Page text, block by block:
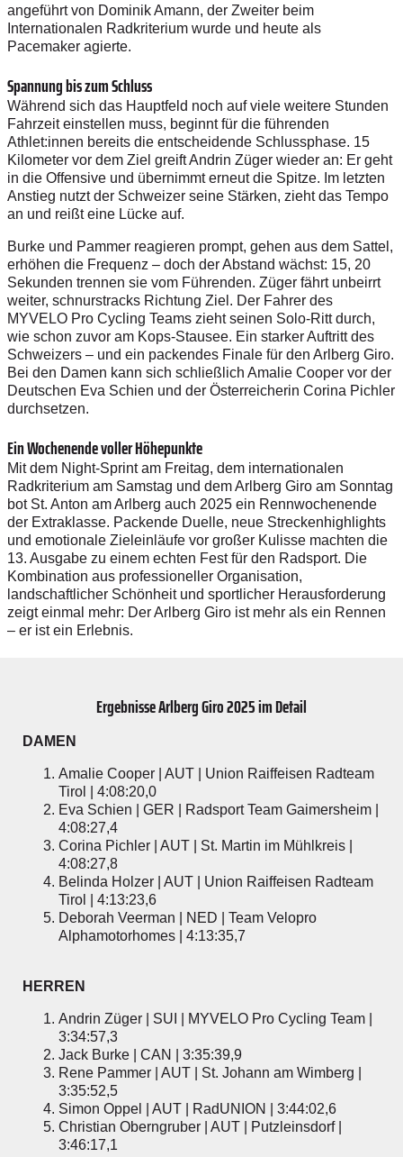
angeführt von Dominik Amann, der Zweiter beim
Internationalen Radkriterium wurde und heute als
Pacemaker agierte.
Spannung bis zum Schluss
Während sich das Hauptfeld noch auf viele weitere Stunden
Fahrzeit einstellen muss, beginnt für die führenden
Athlet:innen bereits die entscheidende Schlussphase. 15
Kilometer vor dem Ziel greift Andrin Züger wieder an: Er geht
in die Offensive und übernimmt erneut die Spitze. Im letzten
Anstieg nutzt der Schweizer seine Stärken, zieht das Tempo
an und reißt eine Lücke auf.
Burke und Pammer reagieren prompt, gehen aus dem Sattel,
erhöhen die Frequenz – doch der Abstand wächst: 15, 20
Sekunden trennen sie vom Führenden. Züger fährt unbeirrt
weiter, schnurstracks Richtung Ziel. Der Fahrer des
MYVELO Pro Cycling Teams zieht seinen Solo-Ritt durch,
wie schon zuvor am Kops-Stausee. Ein starker Auftritt des
Schweizers – und ein packendes Finale für den Arlberg Giro.
Bei den Damen kann sich schließlich Amalie Cooper vor der
Deutschen Eva Schien und der Österreicherin Corina Pichler
durchsetzen.
Ein Wochenende voller Höhepunkte
Mit dem Night-Sprint am Freitag, dem internationalen
Radkriterium am Samstag und dem Arlberg Giro am Sonntag
bot St. Anton am Arlberg auch 2025 ein Rennwochenende
der Extraklasse. Packende Duelle, neue Streckenhighlights
und emotionale Zieleinläufe vor großer Kulisse machten die
13. Ausgabe zu einem echten Fest für den Radsport. Die
Kombination aus professioneller Organisation,
landschaftlicher Schönheit und sportlicher Herausforderung
zeigt einmal mehr: Der Arlberg Giro ist mehr als ein Rennen
– er ist ein Erlebnis.
Ergebnisse Arlberg Giro 2025 im Detail
DAMEN
Amalie Cooper | AUT | Union Raiffeisen Radteam
Tirol | 4:08:20,0
Eva Schien | GER | Radsport Team Gaimersheim |
4:08:27,4
Corina Pichler | AUT | St. Martin im Mühlkreis |
4:08:27,8
Belinda Holzer | AUT | Union Raiffeisen Radteam
Tirol | 4:13:23,6
Deborah Veerman | NED | Team Velopro
Alphamotorhomes | 4:13:35,7
HERREN
Andrin Züger | SUI | MYVELO Pro Cycling Team |
3:34:57,3
Jack Burke | CAN | 3:35:39,9
Rene Pammer | AUT | St. Johann am Wimberg |
3:35:52,5
Simon Oppel | AUT | RadUNION | 3:44:02,6
Christian Oberngruber | AUT | Putzleinsdorf |
3:46:17,1